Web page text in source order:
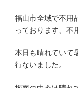
福山市全域で不用
っております、不
本日も晴れていて
行ないました。